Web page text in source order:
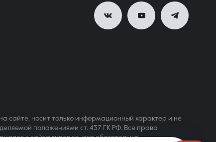
сайте, носит только информационный характер и не
положениями ст. 437 ГК РФ. Все права
с сайта гиперссылка обязательна